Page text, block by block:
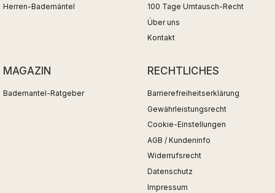
Herren-Bademäntel
100 Tage Umtausch-Recht
Über uns
Kontakt
MAGAZIN
Bademantel-Ratgeber
RECHTLICHES
Barrierefreiheitserklärung
Gewährleistungsrecht
Cookie-Einstellungen
AGB / Kundeninfo
Widerrufsrecht
Datenschutz
Impressum